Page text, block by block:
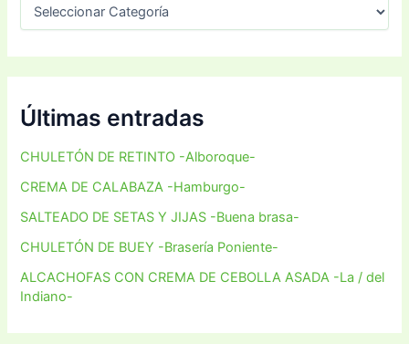
Últimas entradas
CHULETÓN DE RETINTO -Alboroque-
CREMA DE CALABAZA -Hamburgo-
SALTEADO DE SETAS Y JIJAS -Buena brasa-
CHULETÓN DE BUEY -Brasería Poniente-
ALCACHOFAS CON CREMA DE CEBOLLA ASADA -La / del
Indiano-